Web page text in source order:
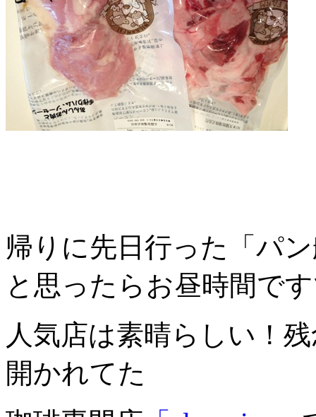
帰りに先日行った「パ
と思ったらお昼時間で
人気店は素晴らしい！
開かれてた